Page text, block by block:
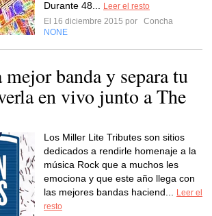
Durante 48...
Leer el resto
El 16 diciembre 2015 por
Concha
NONE
banda y separa tu
en vivo junto a The
Los Miller Lite Tributes son sitios
dedicados a rendirle homenaje a la
música Rock que a muchos les
emociona y que este año llega con
las mejores bandas haciend...
Leer el
resto